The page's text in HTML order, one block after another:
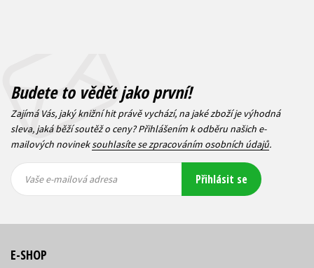
Budete to vědět jako první!
Zajímá Vás, jaký knižní hit právě vychází, na jaké zboží je výhodná
sleva, jaká běží soutěž o ceny? Přihlášením k odběru našich e-
mailových novineksouhlasíte se zpracováním osobních údajů.
mailová
mailová
Vaše e-mailová adresa Přihlásit se
E-SHOP